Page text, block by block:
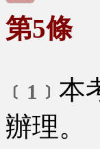
第5條
﹝1﹞ 本
辦理。